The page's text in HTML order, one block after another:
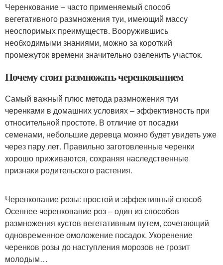
Черенкование – часто применяемый способ
вегетативного размножения туи, имеющий массу
неоспоримых преимуществ. Вооружившись
необходимыми знаниями, можно за короткий
промежуток времени значительно озеленить участок.
Почему стоит размножать черенкованием
Самый важный плюс метода размножения туи
черенками в домашних условиях – эффективность при
относительной простоте. В отличие от посадки
семенами, небольшие деревца можно будет увидеть уже
через пару лет. Правильно заготовленные черенки
хорошо приживаются, сохраняя наследственные
признаки родительского растения.
Черенкование розы: простой и эффективный способ
Осеннее черенкование роз – один из способов
размножения кустов вегетативным путем, сочетающий
одновременное омоложение посадок. Укоренение
черенков розы до наступления морозов не грозит
молодым…